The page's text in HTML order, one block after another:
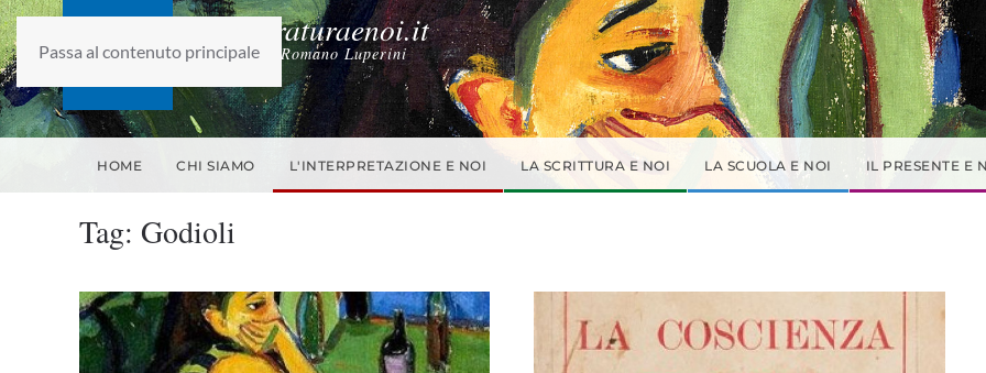
Passa al contenuto principale
laletteraturaenoi.it
fondato da Romano Luperini
HOME CHI SIAMO L'INTERPRETAZIONE E NOI LA SCRITTURA E NOI LA SCUOLA E NOI IL PRESENTE E
Tag: Godioli